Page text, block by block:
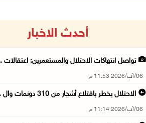
أحدث الاخبار
تواصل انتهاكات الاحتلال والمستعمرين: اعتقالات
06/آب/2026 11:53 م
الاحتلال يخطر باقتلاع أشجار من 310 دونمات وال ...
06/آب/2026 11:14 م